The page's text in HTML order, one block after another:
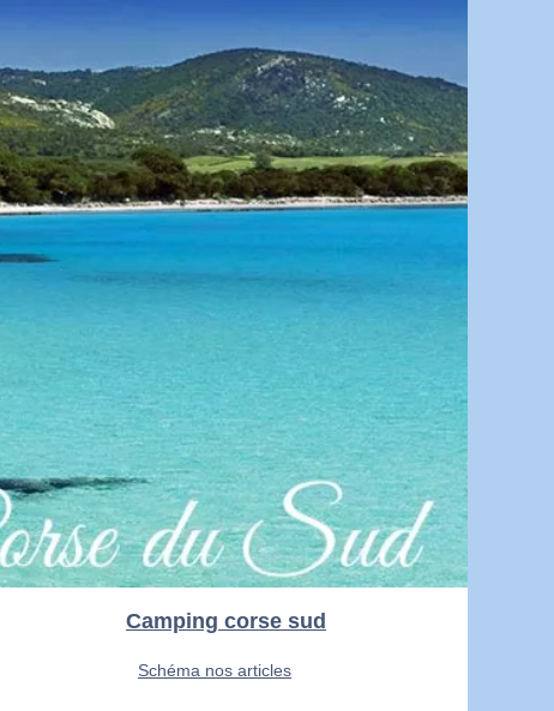
Camping corse sud
Schéma nos articles